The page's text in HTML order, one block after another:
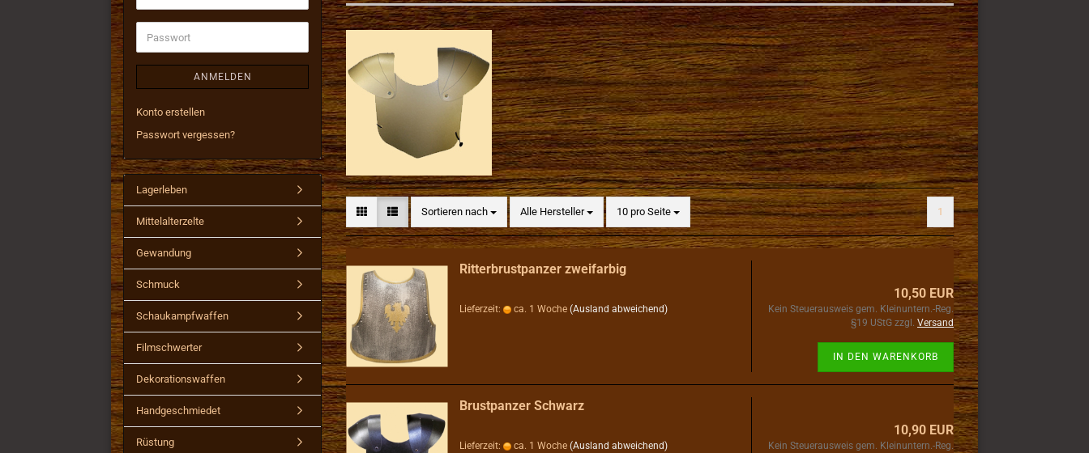
Sortieren nach
Sortieren nach Alle Hersteller 10 pro Seite
pro Seite 1
Ritterbrustpanzer zweifarbig
Lieferzeit: ca. 1 Woche (Ausland abweichend)
10,50 EUR
Kein Steuerausweis gem. Kleinuntern.-Reg.
§19 UStG zzgl. Versand
IN DEN WARENKORB
Brustpanzer Schwarz
Lieferzeit: ca. 1 Woche (Ausland abweichend)
10,90 EUR
Kein Steuerausweis gem. Kleinuntern.-Reg.
Mail-
Adresse
Passwort
ANMELDEN
Konto erstellen
Passwort vergessen?
Lagerleben
Mittelalterzelte
Gewandung
Schmuck
Schaukampfwaffen
Filmschwerter
Dekorationswaffen
Handgeschmiedet
Rüstung